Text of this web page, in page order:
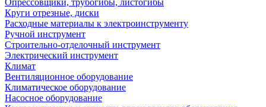
Опрессовщики, трубогибы, листогибы
Круги отрезные, диски
Расходные материалы к электроинструменту
Ручной инструмент
Строительно-отделочный инструмент
Электрический инструмент
Климат
Вентиляционное оборудование
Климатическое оборудование
Насосное оборудование